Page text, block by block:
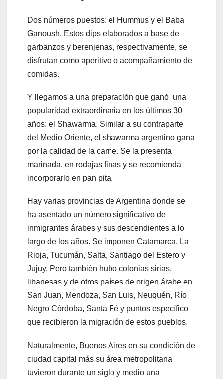
Dos números puestos: el Hummus y el Baba
Ganoush. Estos dips elaborados a base de
garbanzos y berenjenas, respectivamente, se
disfrutan como aperitivo o acompañamiento de
comidas.
Y llegamos a una preparación que ganó una
popularidad extraordinaria en los últimos 30
años: el Shawarma. Similar a su contraparte
del Medio Oriente, el shawarma argentino gana
por la calidad de la carne. Se la presenta
marinada, en rodajas finas y se recomienda
incorporarlo en pan pita.
Hay varias provincias de Argentina donde se
ha asentado un número significativo de
inmigrantes árabes y sus descendientes a lo
largo de los años. Se imponen Catamarca, La
Rioja, Tucumán, Salta, Santiago del Estero y
Jujuy. Pero también hubo colonias sirias,
libanesas y de otros países de origen árabe en
San Juan, Mendoza, San Luis, Neuquén, Río
Negro Córdoba, Santa Fé y puntos específico
que recibieron la migración de estos pueblos.
Naturalmente, Buenos Aires en su condición de
ciudad capital más su área metropolitana
tuvieron durante un siglo y medio una